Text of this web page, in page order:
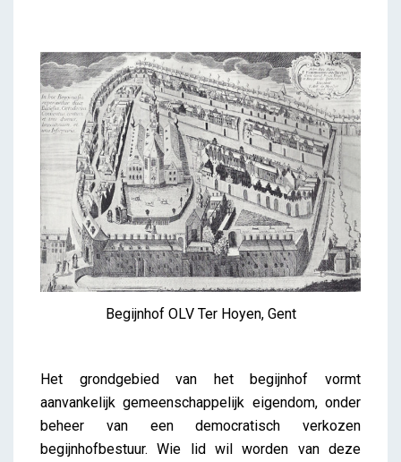
Begijnhof OLV Ter Hoyen, Gent
Het grondgebied van het begijnhof vormt
aanvankelijk gemeenschappelijk eigendom, onder
beheer van een democratisch verkozen
begijnhofbestuur. Wie lid wil worden van deze